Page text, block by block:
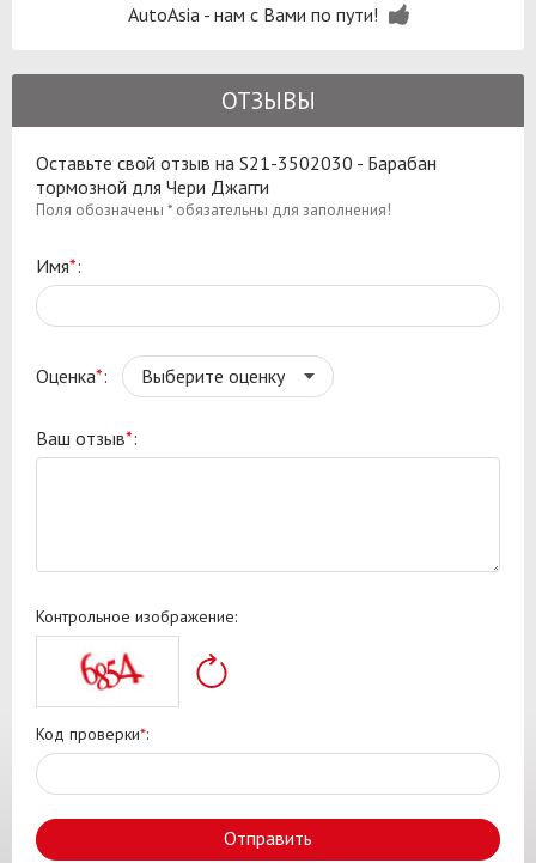
AutoAsia - нам с Вами по пути!
ОТЗЫВЫ
Оставьте свой отзыв на S21-3502030 - Барабан
тормозной для Чери Джагги
Поля обозначены * обязательны для заполнения!
Имя*:
Оценка*:
Ваш отзыв*:
Контрольное изображение:
Код проверки*:
Отправить